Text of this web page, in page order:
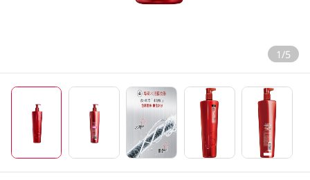
1/5